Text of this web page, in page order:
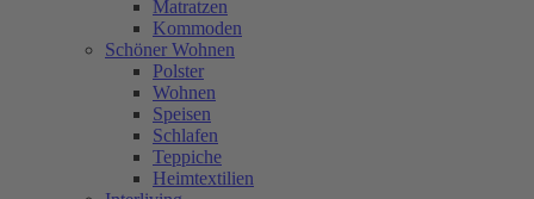
Matratzen
Kommoden
Schöner Wohnen
Polster
Wohnen
Speisen
Schlafen
Teppiche
Heimtextilien